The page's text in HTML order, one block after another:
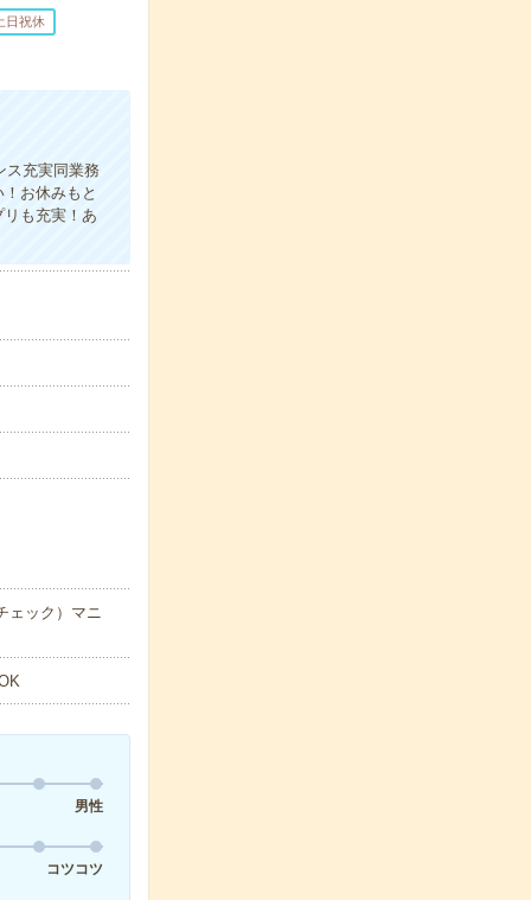
日祝休
ス充実同業務
お休みもと
も充実！あ
ェック）マニ
男性
コツコツ